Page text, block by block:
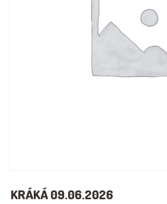
KRÁKÁ 09.06.2026